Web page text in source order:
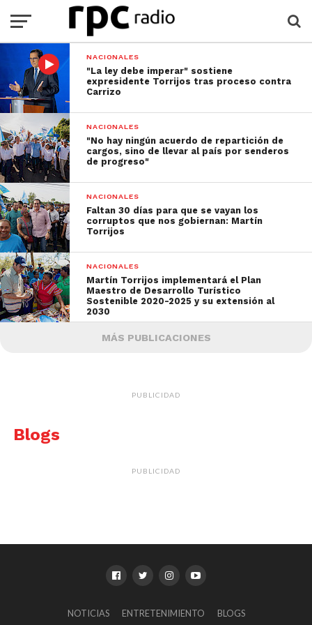
NACIONALES
"La ley debe imperar" sostiene
expresidente Torrijos tras proceso contra
Carrizo
NACIONALES
"No hay ningún acuerdo de repartición de
cargos, sino de llevar al país por senderos
de progreso"
NACIONALES
Faltan 30 días para que se vayan los
corruptos que nos gobiernan: Martín
Torrijos
NACIONALES
Martín Torrijos implementará el Plan
Maestro de Desarrollo Turístico
Sostenible 2020-2025 y su extensión al
2030
MÁS PUBLICACIONES
PUBLICIDAD
Blogs
PUBLICIDAD
NOTICIAS ENTRETENIMIENTO BLOGS